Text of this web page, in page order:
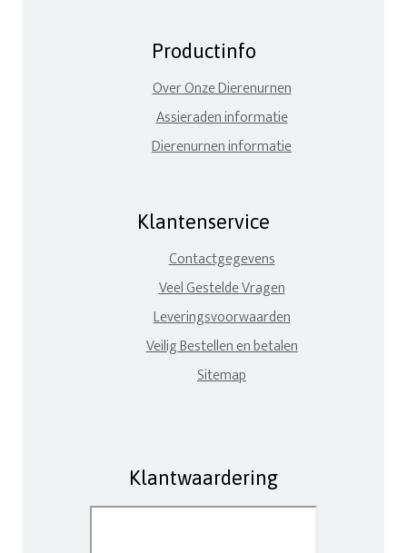
Productinfo
Over Onze Dierenurnen
Assieraden informatie
Dierenurnen informatie
Klantenservice
Contactgegevens
Veel Gestelde Vragen
Leveringsvoorwaarden
Veilig Bestellen en betalen
Sitemap
Klantwaardering